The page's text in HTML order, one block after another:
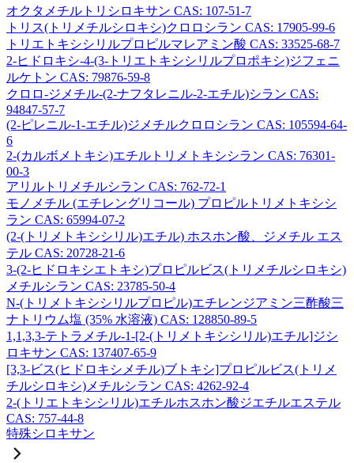
オクタメチルトリシロキサン CAS: 107-51-7
トリス(トリメチルシロキシ)クロロシラン CAS: 17905-99-6
トリエトキシシリルプロピルマレアミン酸 CAS: 33525-68-7
2-ヒドロキシ-4-(3-トリエトキシシリルプロポキシ)ジフェニ
ルケトン CAS: 79876-59-8
クロロ-ジメチル-(2-ナフタレニル-2-エチル)シラン CAS:
94847-57-7
(2-ピレニル-1-エチル)ジメチルクロロシラン CAS: 105594-64-
6
2-(カルボメトキシ)エチルトリメトキシシラン CAS: 76301-
00-3
アリルトリメチルシラン CAS: 762-72-1
モノメチル (エチレングリコール) プロピルトリメトキシシ
ラン CAS: 65994-07-2
(2-(トリメトキシシリル)エチル) ホスホン酸、ジメチル エス
テル CAS: 20728-21-6
3-(2-ヒドロキシエトキシ)プロピルビス(トリメチルシロキシ)
メチルシラン CAS: 23785-50-4
N-(トリメトキシシリルプロピル)エチレンジアミン三酢酸三
ナトリウム塩 (35% 水溶液) CAS: 128850-89-5
1,1,3,3-テトラメチル-1-[2-(トリメトキシシリル)エチル]ジシ
ロキサン CAS: 137407-65-9
[3,3-ビス(ヒドロキシメチル)ブトキシ]プロピルビス(トリメ
チルシロキシ)メチルシラン CAS: 4262-92-4
2-(トリエトキシシリル)エチルホスホン酸ジエチルエステル
CAS: 757-44-8
特殊シロキサン